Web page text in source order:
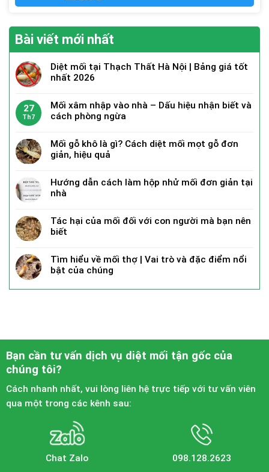
Bài viết mới nhất
Diệt mối tại Thạch Thất Hà Nội | Bảng giá tốt
nhất 2026
27
Th7
Mối xâm nhập vào nhà – Dấu hiệu nhận biết và
cách phòng ngừa
Mối gỗ khô là gì? Cách diệt mối mọt gỗ đơn
giản, hiệu quả
Hướng dẫn cách làm hộp nhử mối đơn giản tại
nhà
Tác hại của mối đối với con người mà bạn nên
biết
Tìm hiểu về mối thợ | Vai trò và đặc điểm nổi
bật của chúng
Bạn cần tư vấn dịch vụ diệt mối tận gốc của
chúng tôi?
Cách nhanh nhất, vui lòng liên hệ trực tiếp với tư vấn viên
qua một trong các kênh sau:
Chat Zalo 098.128.2623